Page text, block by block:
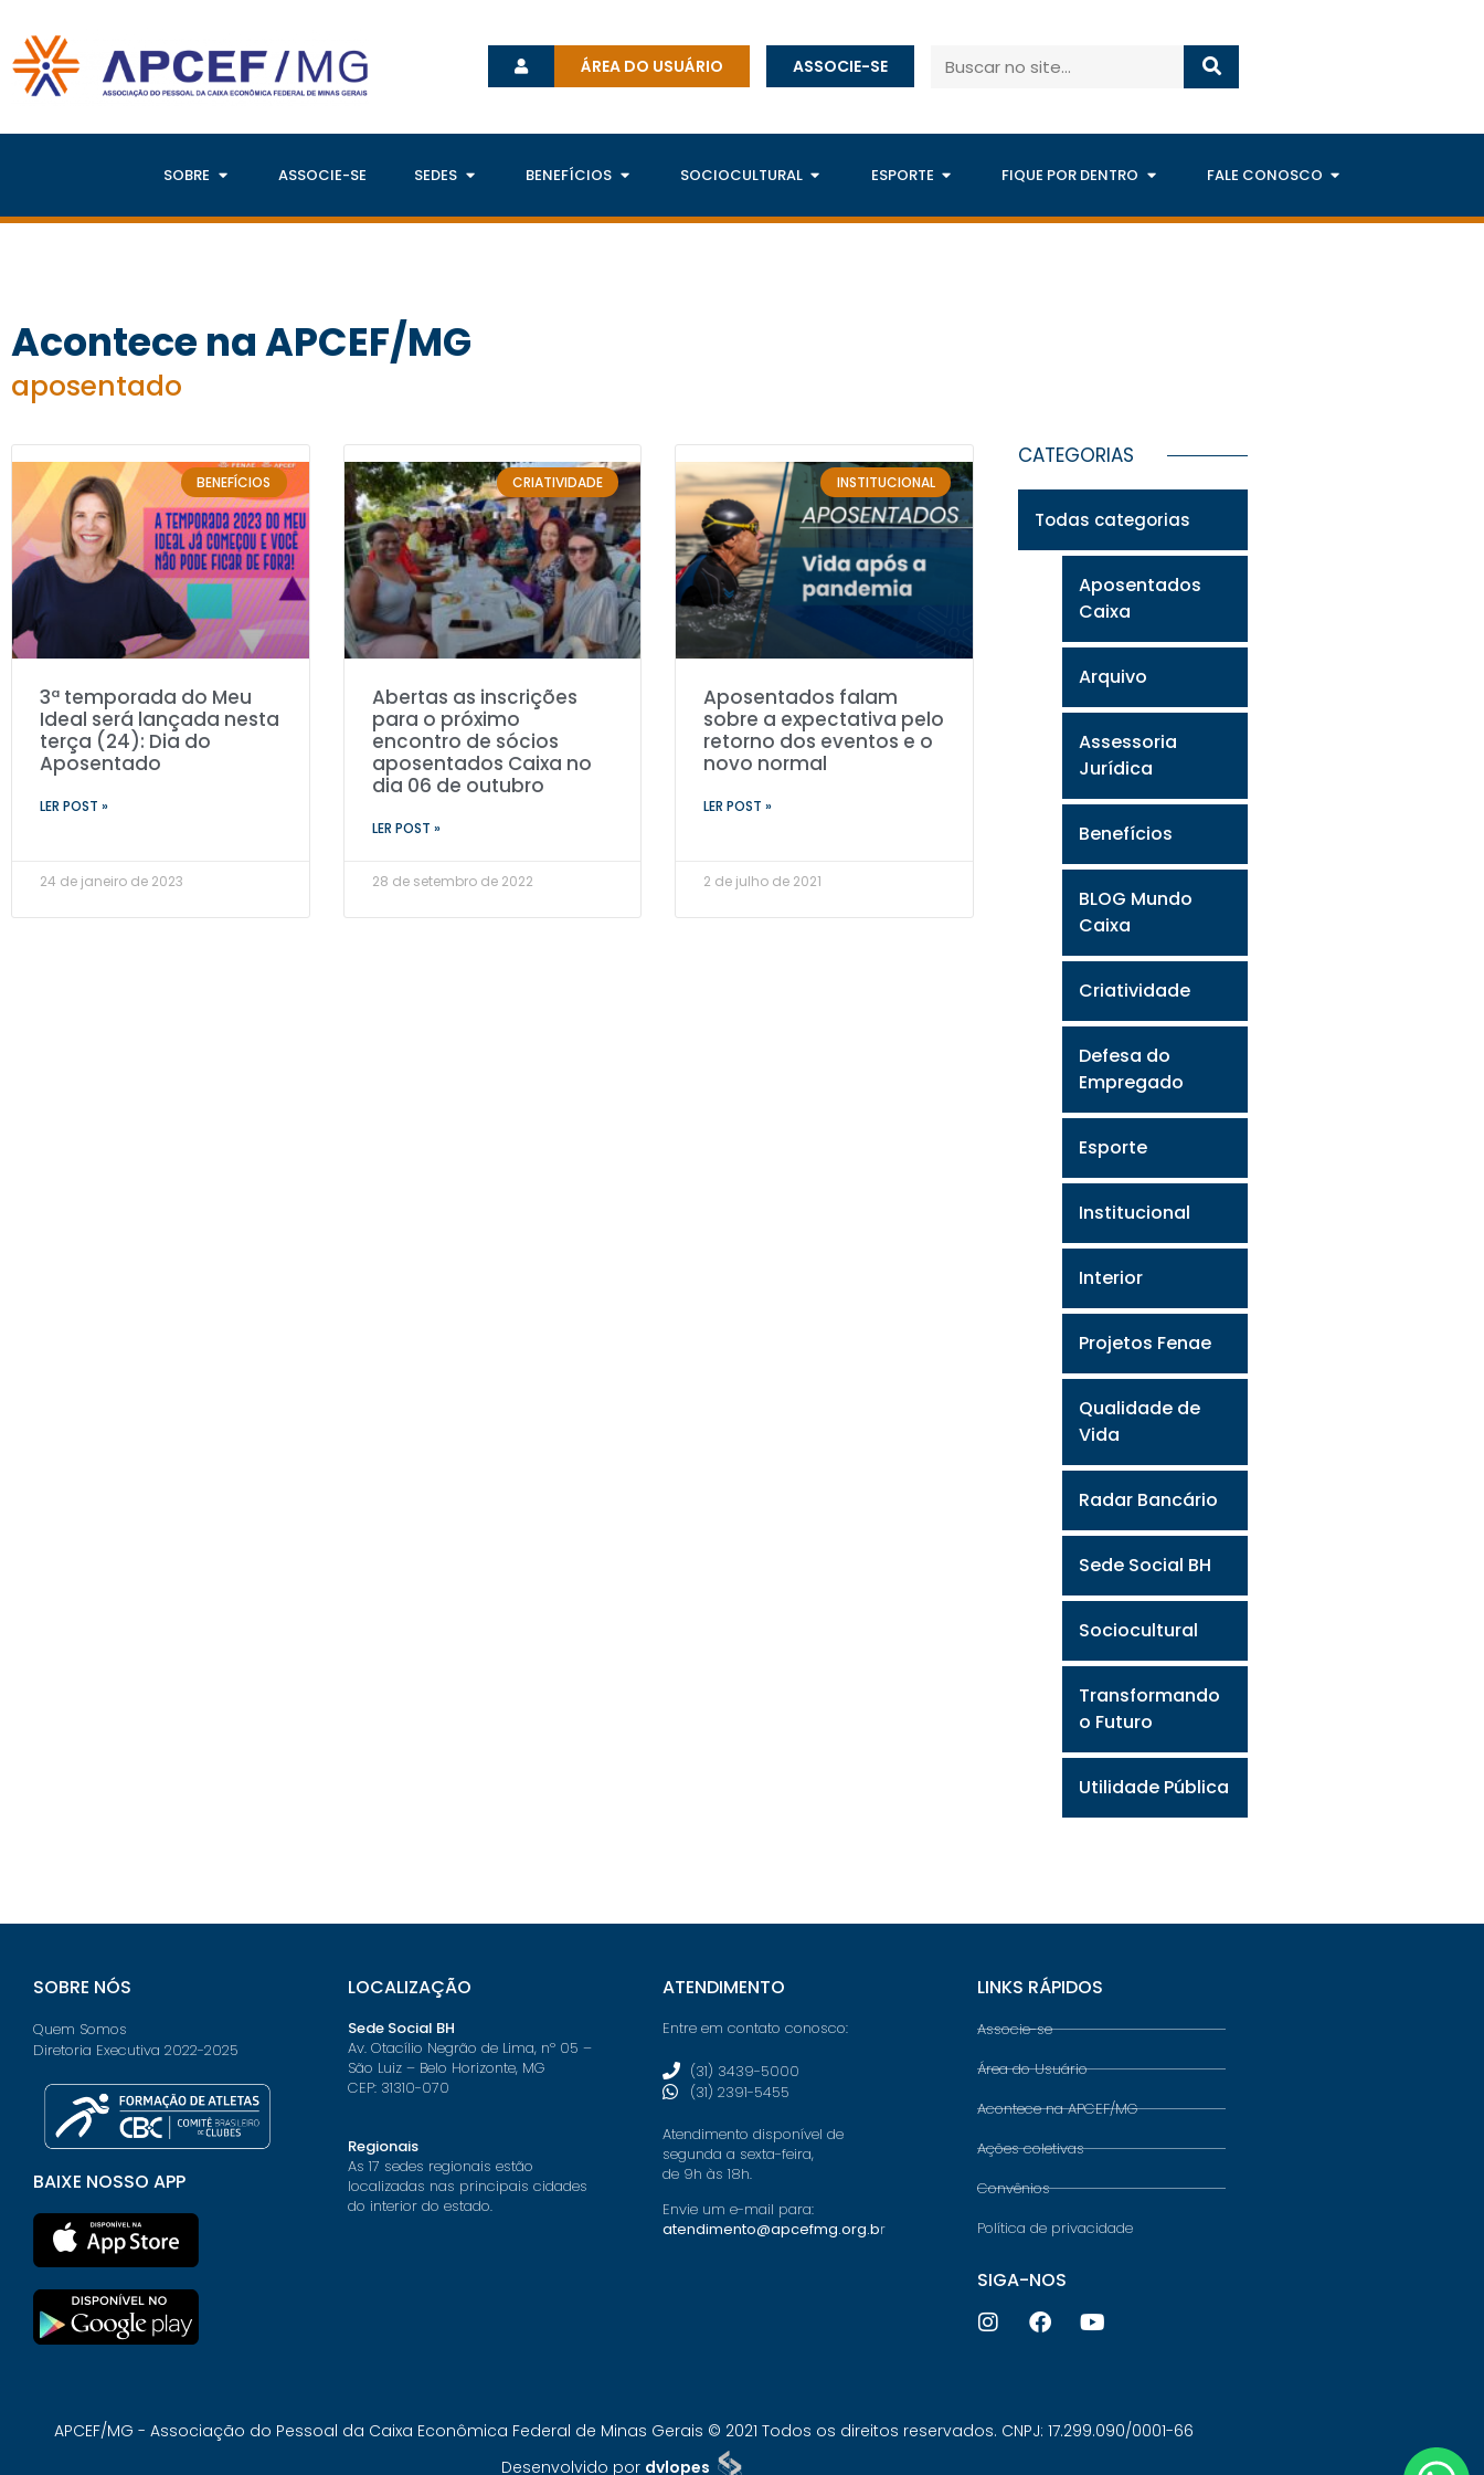
ÁREA DO USUÁRIO ASSOCIE-SE
SOBRE ASSOCIE-SE SEDES BENEFÍCIOS SOCIOCULTURAL ESPORTE FIQUE POR DENTRO FALE CONOSCO
Acontece na APCEF/MG
aposentado
BENEFÍCIOS
3ª temporada do Meu
Ideal será lançada nesta
terça (24): Dia do
Aposentado
LER POST »
24 de janeiro de 2023
CRIATIVIDADE
Abertas as inscrições
para o próximo
encontro de sócios
aposentados Caixa no
dia 06 de outubro
LER POST »
28 de setembro de 2022
INSTITUCIONAL
Aposentados falam
sobre a expectativa pelo
retorno dos eventos e o
novo normal
LER POST »
2 de julho de 2021
CATEGORIAS
Todas categorias
Aposentados
Caixa
Arquivo
Assessoria
Jurídica
Benefícios
BLOG Mundo
Caixa
Criatividade
Defesa do
Empregado
Esporte
Institucional
Interior
Projetos Fenae
Qualidade de
Vida
Radar Bancário
Sede Social BH
Sociocultural
Transformando
o Futuro
Utilidade Pública
SOBRE NÓS
Quem Somos
Diretoria Executiva 2022-2025
BAIXE NOSSO APP
LOCALIZAÇÃO
Sede Social BH
Av. Otacílio Negrão de Lima, nº 05 –
São Luiz – Belo Horizonte, MG
CEP: 31310-070
Regionais
As 17 sedes regionais estão
localizadas nas principais cidades
do interior do estado.
ATENDIMENTO
Entre em contato conosco:
(31) 3439-5000
(31) 2391-5455
Atendimento disponível de
segunda a sexta-feira,
de 9h às 18h.
Envie um e-mail para:
atendimento@apcefmg.org.br
LINKS RÁPIDOS
Associe-se
Área do Usuário
Acontece na APCEF/MG
Ações coletivas
Convênios
Política de privacidade
SIGA-NOS
APCEF/MG - Associação do Pessoal da Caixa Econômica Federal de Minas Gerais © 2021 Todos os direitos reservados. CNPJ: 17.299.090/0001-66
Desenvolvido por dvlopes